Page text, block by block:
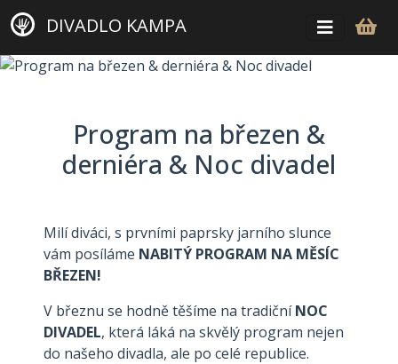
DIVADLO KAMPA
Program na březen &
derniéra & Noc divadel
Milí diváci, s prvními paprsky jarního slunce
vám posíláme NABITÝ PROGRAM NA MĚSÍC
BŘEZEN!
V březnu se hodně těšíme na tradičníNOC
DIVADEL, která láká na skvělý program nejen
do našeho divadla, ale po celé republice.